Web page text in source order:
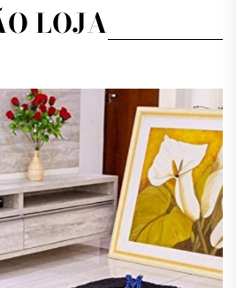
LOJA